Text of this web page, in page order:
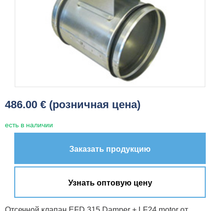
486.00 € (розничная цена)
есть в наличии
Заказать продукцию
Узнать оптовую цену